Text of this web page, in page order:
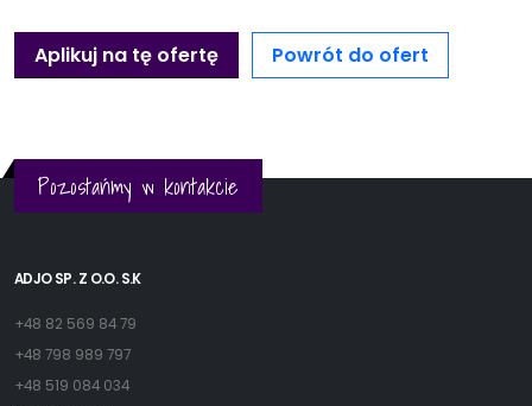
Aplikuj na tę ofertę Powrót do ofert
Pozostańmy w kontakcie
ADJO SP. Z O.O. S.K
+48 82 569 84 79
+48 798 989 797
+48 519 084 034